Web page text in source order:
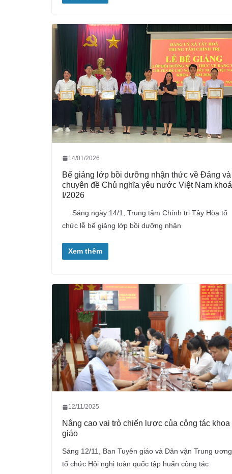
14/01/2026
Bế giảng lớp bồi dưỡng nhận thức về Đảng và
chuyên đề Chủ nghĩa yêu nước Việt Nam khoá
I/2026
Sáng ngày 14/1, Trung tâm Chính trị Tây Hòa tổ
chức lễ bế giảng lớp bồi dưỡng nhận
Xem thêm
12/11/2025
Nâng cao vai trò chiến lược của công tác khoa
giáo
Sáng 12/11, Ban Tuyên giáo và Dân vận Trung ương
tổ chức Hội nghị toàn quốc tập huấn công tác